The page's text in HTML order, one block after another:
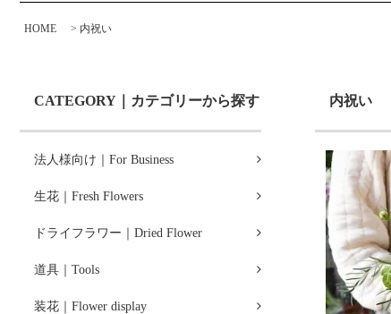
HOME > 内祝い
CATEGORY｜カテゴリーから探す
法人様向け｜For Business
生花｜Fresh Flowers
ドライフラワー｜Dried Flower
道具｜Tools
装花｜Flower display
内祝い